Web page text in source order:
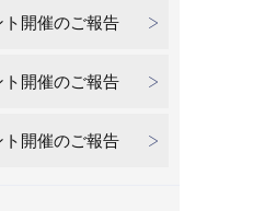
ト開催のご報告
ト開催のご報告
ト開催のご報告